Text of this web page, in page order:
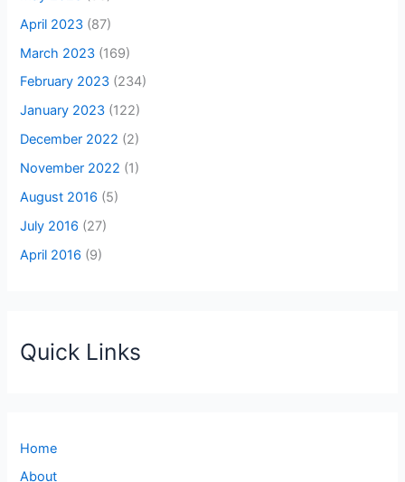
April 2023 (87)
March 2023 (169)
February 2023 (234)
January 2023 (122)
December 2022 (2)
November 2022 (1)
August 2016 (5)
July 2016 (27)
April 2016 (9)
Quick Links
Home
About